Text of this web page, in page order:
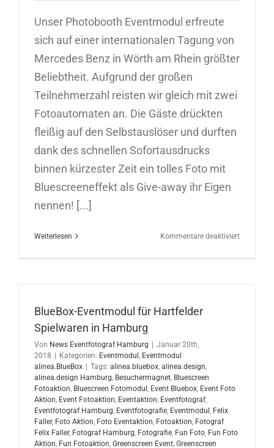
Unser Photobooth Eventmodul erfreute
sich auf einer internationalen Tagung von
Mercedes Benz in Wörth am Rhein größter
Beliebtheit. Aufgrund der großen
Teilnehmerzahl reisten wir gleich mit zwei
Fotoautomaten an. Die Gäste drückten
fleißig auf den Selbstauslöser und durften
dank des schnellen Sofortausdrucks
binnen kürzester Zeit ein tolles Foto mit
Bluescreeneffekt als Give-away ihr Eigen
nennen! [...]
Weiterlesen Kommentare deaktiviertfür
BlueBox-Eventmodul für Hartfelder
Spielwaren in Hamburg
Von News Eventfotograf Hamburg
Januar 20th,
2018
Kategorien: Eventmodul , Eventmodul
alinea.BlueBox
Tags: alinea.bluebox, alinea.design,
alinea.design Hamburg, Besuchermagnet, Bluescreen
Fotoaktion, Bluescreen Fotomodul , Event Bluebox, Event Foto
Aktion, Event Fotoaktion, Eventaktion, Eventfotograf,
Eventfotograf Hamburg, Eventfotografie, Eventmodul , Felix
Faller, Foto Aktion, Foto Eventaktion, Fotoaktion, Fotograf
Felix Faller, Fotograf Hamburg, Fotografie, Fun Foto, Fun Foto
Aktion, Fun Fotoaktion, Greenscreen Event, Greenscreen